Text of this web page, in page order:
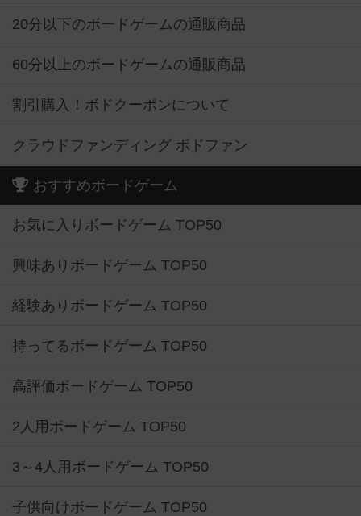
20分以下のボードゲームの通販商品
60分以上のボードゲームの通販商品
割引購入！ボドクーポンについて
クラウドファンディング ボドファン
おすすめボードゲーム
お気に入りボードゲーム TOP50
興味ありボードゲーム TOP50
経験ありボードゲーム TOP50
持ってるボードゲーム TOP50
高評価ボードゲーム TOP50
2人用ボードゲーム TOP50
3～4人用ボードゲーム TOP50
子供向けボードゲーム TOP50